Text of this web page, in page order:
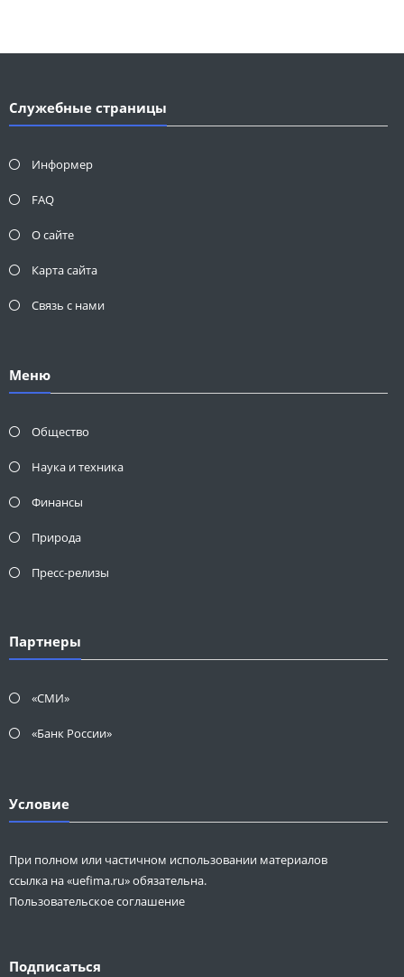
Служебные страницы
Информер
FAQ
О сайте
Карта сайта
Связь с нами
Меню
Общество
Наука и техника
Финансы
Природа
Пресс-релизы
Партнеры
«СМИ»
«Банк России»
Условие
При полном или частичном использовании материалов
ссылка на «uefima.ru» обязательна.
Пользовательское соглашение
Подписаться